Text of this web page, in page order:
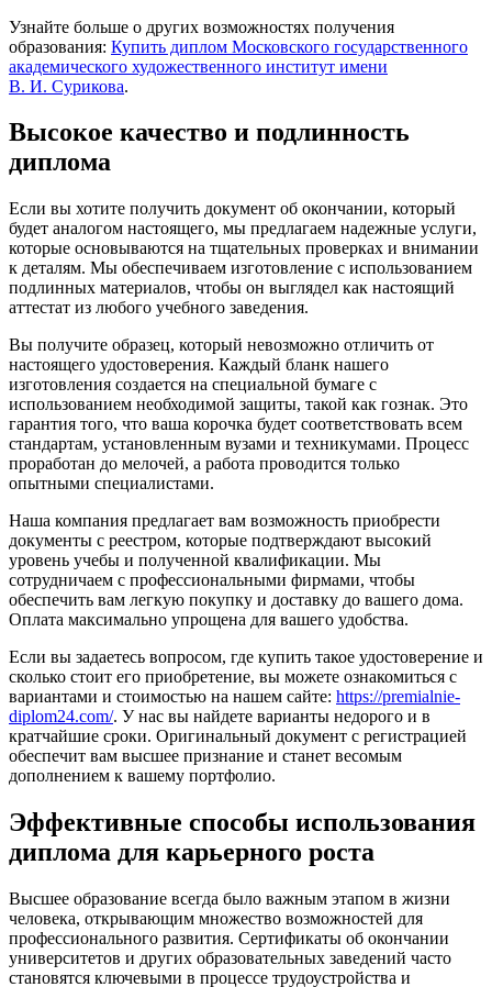
Узнайте больше о других возможностях получения
образования: Купить диплом Московского государственного
академического художественного институт имени
В. И. Сурикова.
Высокое качество и подлинность
диплома
Если вы хотите получить документ об окончании, который
будет аналогом настоящего, мы предлагаем надежные услуги,
которые основываются на тщательных проверках и внимании
к деталям. Мы обеспечиваем изготовление с использованием
подлинных материалов, чтобы он выглядел как настоящий
аттестат из любого учебного заведения.
Вы получите образец, который невозможно отличить от
настоящего удостоверения. Каждый бланк нашего
изготовления создается на специальной бумаге с
использованием необходимой защиты, такой как гознак. Это
гарантия того, что ваша корочка будет соответствовать всем
стандартам, установленным вузами и техникумами. Процесс
проработан до мелочей, а работа проводится только
опытными специалистами.
Наша компания предлагает вам возможность приобрести
документы с реестром, которые подтверждают высокий
уровень учебы и полученной квалификации. Мы
сотрудничаем с профессиональными фирмами, чтобы
обеспечить вам легкую покупку и доставку до вашего дома.
Оплата максимально упрощена для вашего удобства.
Если вы задаетесь вопросом, где купить такое удостоверение и
сколько стоит его приобретение, вы можете ознакомиться с
вариантами и стоимостью на нашем сайте: https://premialnie-
diplom24.com/. У нас вы найдете варианты недорого и в
кратчайшие сроки. Оригинальный документ с регистрацией
обеспечит вам высшее признание и станет весомым
дополнением к вашему портфолио.
Эффективные способы использования
диплома для карьерного роста
Высшее образование всегда было важным этапом в жизни
человека, открывающим множество возможностей для
профессионального развития. Сертификаты об окончании
университетов и других образовательных заведений часто
становятся ключевыми в процессе трудоустройства и